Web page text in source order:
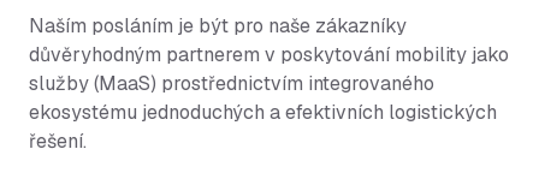
Naším posláním je být pro naše zákazníky
důvěryhodným partnerem v poskytování mobility jako
služby (MaaS) prostřednictvím integrovaného
ekosystému jednoduchých a efektivních logistických
řešení.